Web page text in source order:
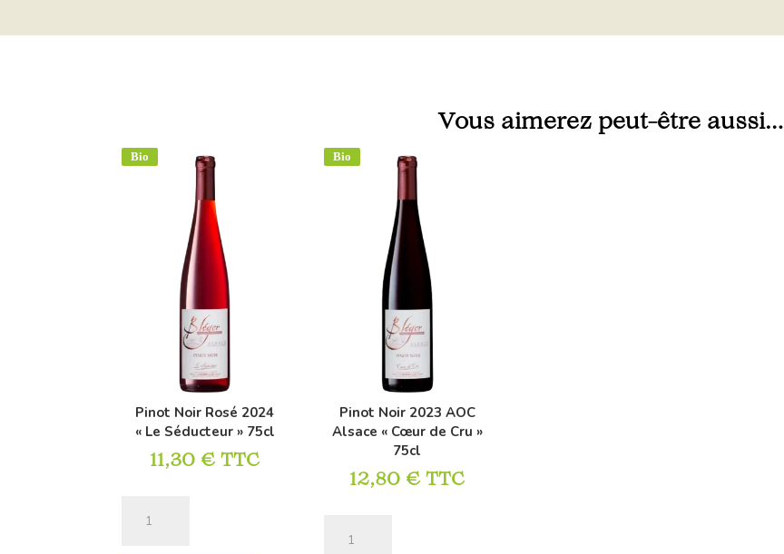
Vous aimerez peut-être aussi…
Bio
Pinot Noir Rosé 2024
« Le Séducteur » 75cl
11,30 € TTC
Bio
Pinot Noir 2023 AOC
Alsace « Cœur de Cru »
75cl
12,80 € TTC